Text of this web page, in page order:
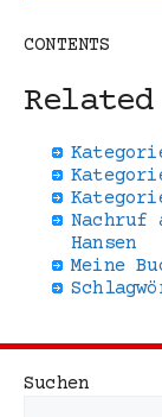
CONTENTS
Nachruf
Hansen
Meine
Suchen